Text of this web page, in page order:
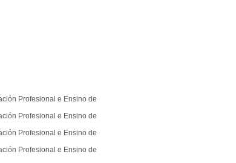
Profesional e Ensino de
Profesional e Ensino de
Profesional e Ensino de
Profesional e Ensino de